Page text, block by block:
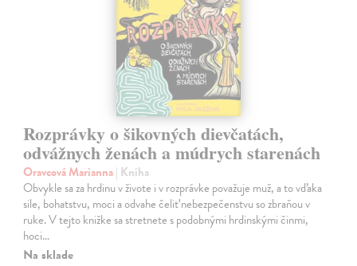
Rozprávky o šikovných dievčatách,
odvážnych ženách a múdrych starenách
Oravcová Marianna| Kniha
Obvykle sa za hrdinu v živote i v rozprávke považuje muž, a to vďaka
sile, bohatstvu, moci a odvahe čeliť nebezpečenstvu so zbraňou v
ruke. V tejto knižke sa stretnete s podobnými hrdinskými činmi,
hoci…
Na sklade